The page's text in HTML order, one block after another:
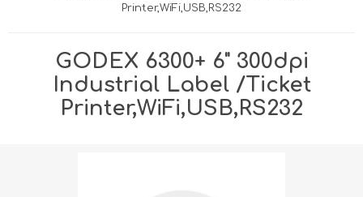
願望清單
Printer,WiFi,USB,RS232
GODEX 6300+ 6" 300dpi
Industrial Label /Ticket
Printer,WiFi,USB,RS232